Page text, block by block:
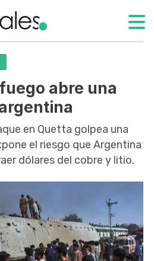
abre una
en Quetta golpea una
el riesgo que Argentina
dólares del cobre y litio.